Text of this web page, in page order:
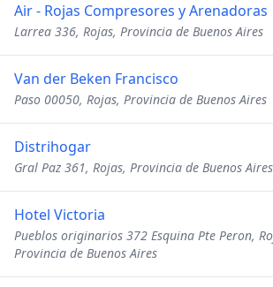
Air - Rojas Compresores y Arenadoras
Larrea 336, Rojas, Provincia de Buenos Aires
Van der Beken Francisco
Paso 00050, Rojas, Provincia de Buenos Aires
Distrihogar
Gral Paz 361, Rojas, Provincia de Buenos Aires
Hotel Victoria
Pueblos originarios 372 Esquina Pte Peron,
Provincia de Buenos Aires